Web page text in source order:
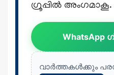
ഗ്രൂപ്പിൽ അംഗമാകൂ.
WhatsApp
വാർത്തകൾക്കും